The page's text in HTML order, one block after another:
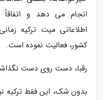
انجام می دهد و
اطلاعاتی میت ترکیه
کشور، فعالیت نموده است.
رقبا، دست روی دست
بدون شک، این فقط ترکیه